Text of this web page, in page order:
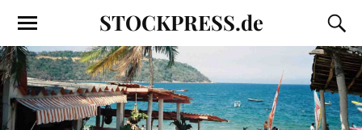
STOCKPRESS.de